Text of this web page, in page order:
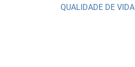
QUALIDADE DE VIDA